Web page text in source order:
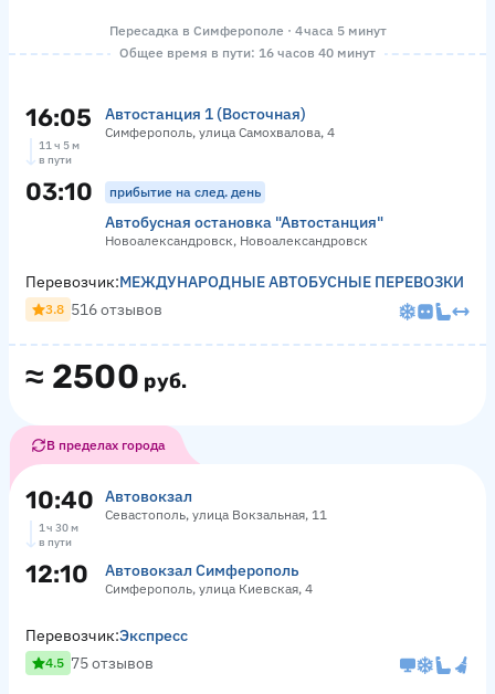
Пересадка в Симферополе · 4 часа 5 минут
Общее время в пути: 16 часов 40 минут
16:05 Автостанция 1 (Восточная)
Симферополь, улица Самохвалова, 4
11 ч 5 м
в пути
03:10 прибытие на след. день
Автобусная остановка "Автостанция"
Новоалександровск, Новоалександровск
≈ 2500 руб.
Перевозчик:МЕЖДУНАРОДНЫЕ АВТОБУСНЫЕ ПЕРЕВОЗКИ
3.8 516 отзывов
В пределах города
10:40 Автовокзал
Севастополь, улица Вокзальная, 11
1 ч 30 м
в пути
12:10 Автовокзал Симферополь
Симферополь, улица Киевская, 4
Перевозчик:Экспресс
4.5 75 отзывов